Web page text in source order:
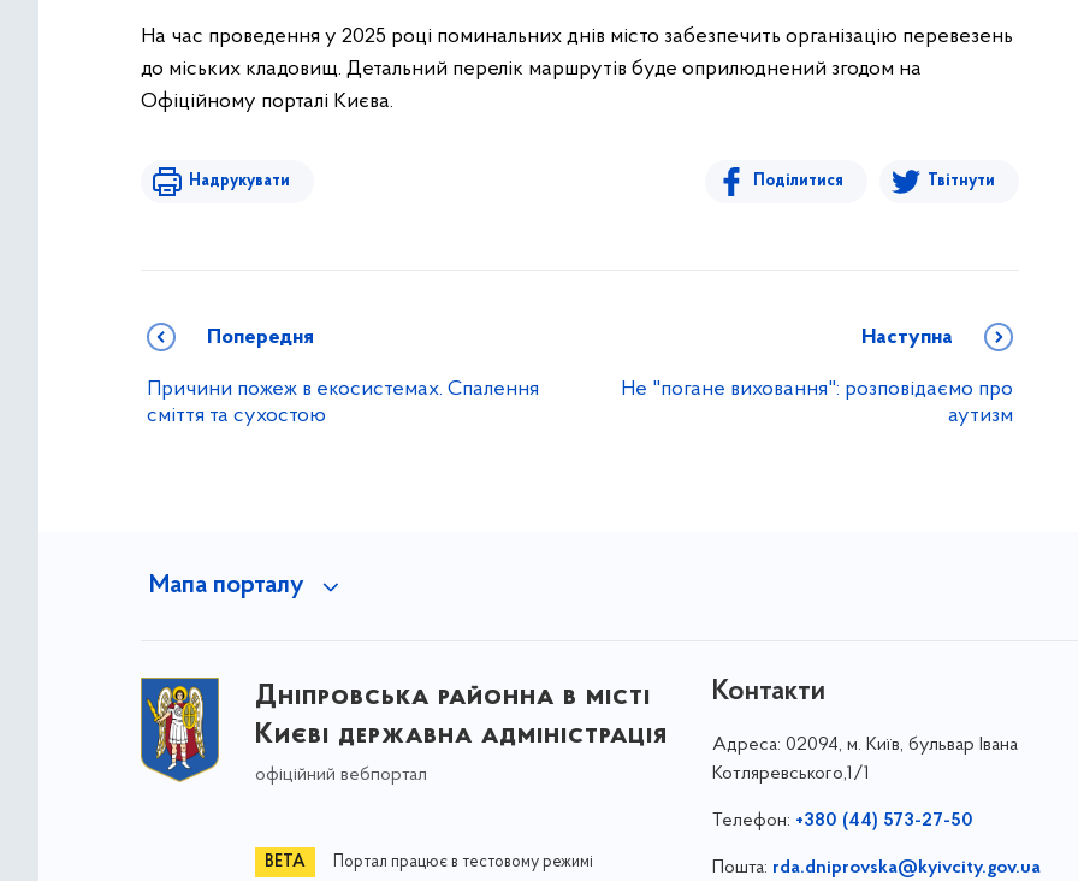
На час проведення у 2025 році поминальних днів місто забезпечить організацію перевезень
до міських кладовищ. Детальний перелік маршрутів буде оприлюднений згодом на
Офіційному порталі Києва.
Надрукувати Поділитися Твітнути
Попередня
Причини пожеж в екосистемах. Спалення
сміття та сухостою
Наступна
Не "погане виховання": розповідаємо про
аутизм
Мапа порталу
Дніпровська районна в місті
Києві державна адміністрація
офіційний вебпортал
Портал працює в тестовому режимі
Контакти
Адреса: 02094, м. Київ, бульвар Івана
Котляревського,1/1
Телефон: +380 (44) 573-27-50
Пошта: rda.dniprovska@kyivcity.gov.ua